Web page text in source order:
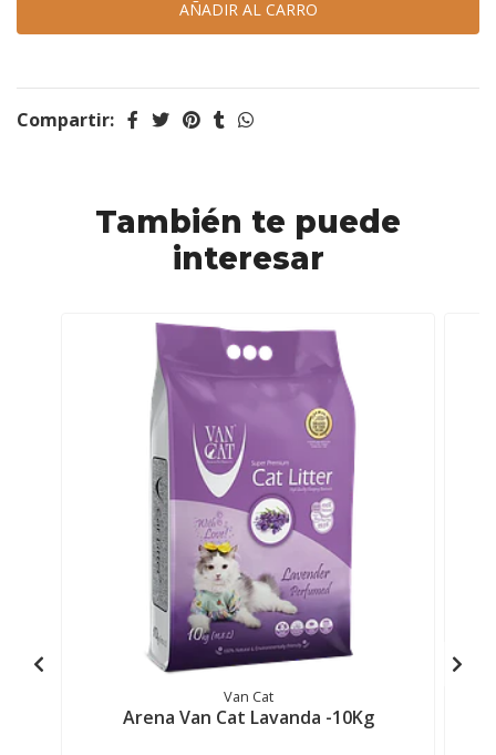
Compartir:
También te puede
interesar
Van Cat
Arena Van Cat Lavanda -10Kg